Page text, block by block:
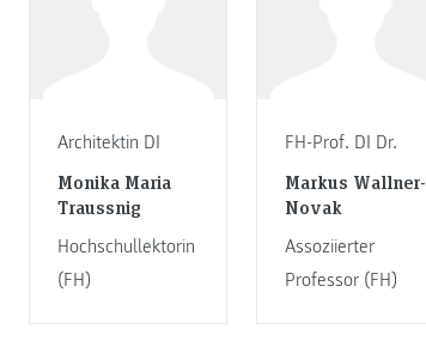
Architektin DI
Monika Maria
Traussnig
Hochschullektorin
(FH)
FH-Prof. DI Dr.
Markus Wallner-
Novak
Assoziierter
Professor (FH)